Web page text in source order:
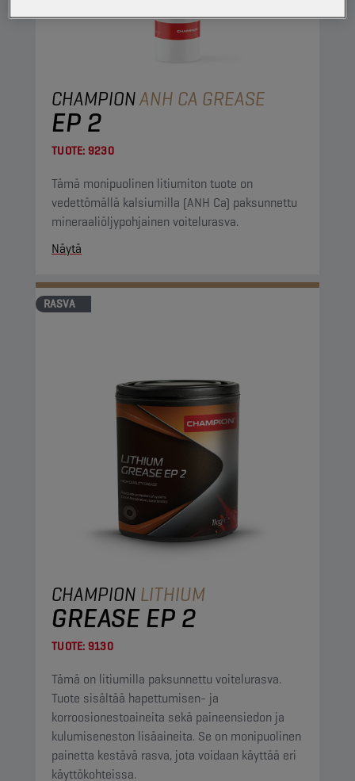
CHAMPIONANH CA GREASE
EP 2
TUOTE: 9230
Tämä monipuolinen litiumiton tuote on
vedettömällä kalsiumilla (ANH Ca) paksunnettu
mineraaliöljypohjainen voitelurasva.
Näytä
RASVA
CHAMPION LITHIUM
GREASE EP 2
TUOTE: 9130
Tämä on litiumilla paksunnettu voitelurasva.
Tuote sisältää hapettumisen- ja
korroosionestoaineita sekä paineensiedon ja
kulumiseneston lisäaineita. Se on monipuolinen
painetta kestävä rasva, jota voidaan käyttää eri
käyttökohteissa.